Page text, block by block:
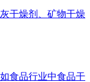
干燥剂、矿物干燥
食品行业中食品干